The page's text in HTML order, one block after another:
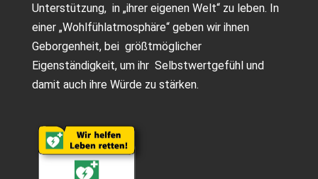
Unterstützung, in „ihrer eigenen Welt“ zu leben. In
einer „Wohlfühlatmosphäre“ geben wir ihnen
Geborgenheit, bei größtmöglicher
Eigenständigkeit, um ihr Selbstwertgefühl und
damit auch ihre Würde zu stärken.